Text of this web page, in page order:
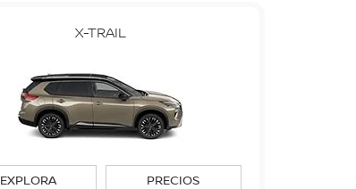
X-TRAIL
EXPLORA PRECIOS